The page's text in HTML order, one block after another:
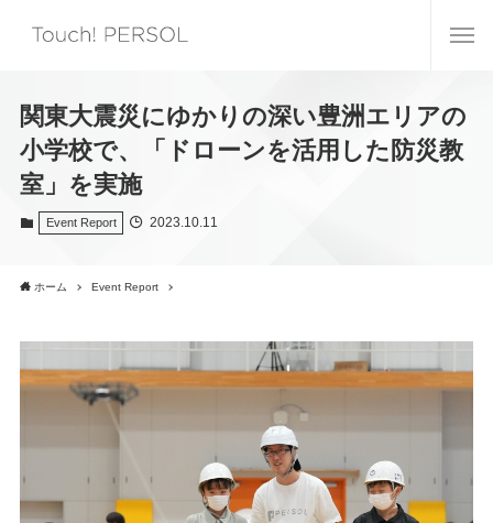
関東大震災にゆかりの深い豊洲エリアの
小学校で、「ドローンを活用した防災教
室」を実施
Event Report 2023.10.11
ホーム Event Report